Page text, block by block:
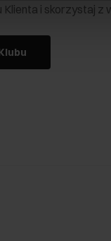
Klienta i skorzystaj